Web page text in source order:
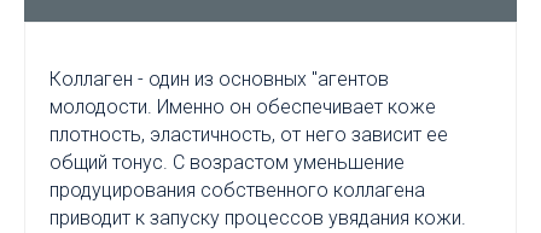
Коллаген - один из основных "агентов
молодости. Именно он обеспечивает коже
плотность, эластичность, от него зависит ее
общий тонус. С возрастом уменьшение
продуцирования собственного коллагена
приводит к запуску процессов увядания кожи.